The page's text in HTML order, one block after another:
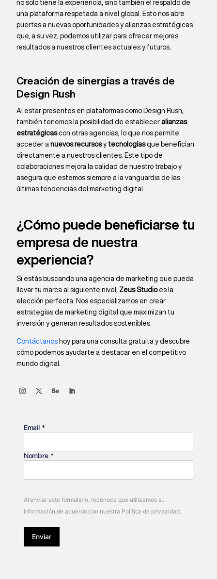
no solo tiene la experiencia, sino también el respaldo de
una plataforma respetada a nivel global. Esto nos abre
puertas a nuevas oportunidades y alianzas estratégicas
que, a su vez, podemos utilizar para ofrecer mejores
resultados a nuestros clientes actuales y futuros.
Creación de sinergias a través de
Design Rush
Al estar presentes en plataformas como Design Rush,
también tenemos la posibilidad de establecer alianzas
estratégicascon otras agencias, lo que nos permite
acceder a nuevos recursosy tecnologíasque benefician
directamente a nuestros clientes. Este tipo de
colaboraciones mejora la calidad de nuestro trabajo y
asegura que estemos siempre a la vanguardia de las
últimas tendencias del marketing digital.
¿Cómo puede beneficiarse tu
empresa de nuestra
experiencia?
Si estás buscando una agencia de marketing que pueda
llevar tu marca al siguiente nivel,
Zeus Studioes la
elección perfecta. Nos especializamos en crear
estrategias de marketing digital que maximizan tu
inversión y generan resultados sostenibles.
Contáctanoshoy para una consulta gratuita y descubre
cómo podemos ayudarte a destacar en el competitivo
mundo digital.
Email *
Nombre *
Al enviar este formulario, reconoce que utilizamos su
información de acuerdo con nuestra Política de privacidad.
Enviar